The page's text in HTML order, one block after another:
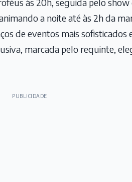
às 20h, seguida pelo show
a noite até às 2h da
de eventos mais
marcada pelo requinte,
PUBLICIDADE